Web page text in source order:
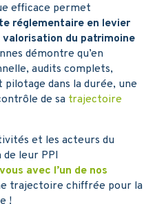
efficace permet
réglementaire en levier
du patrimoine
démontre qu’en
audits complets,
dans la durée, une
de sa trajectoire
et les acteurs du
leur PPI
avec l’un de nos
trajectoire chiffrée pour la
!